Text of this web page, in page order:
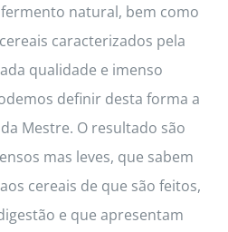
natural, bem como
caracterizados pela
qualidade e imenso
definir desta forma a
Mestre. O resultado são
mas leves, que sabem
cereais de que são feitos,
e que apresentam